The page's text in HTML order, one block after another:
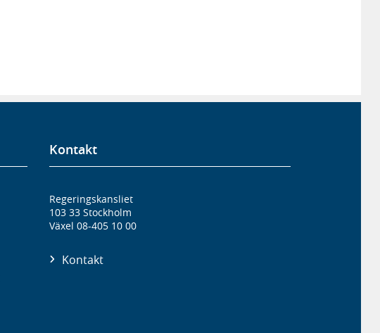
Kontakt
Regeringskansliet
103 33 Stockholm
Växel 08-405 10 00
Kontakt